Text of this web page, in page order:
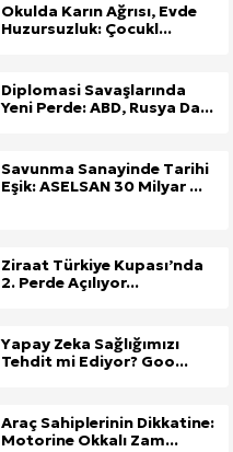
Okulda Karın Ağrısı, Evde
Huzursuzluk: Çocukl...
Diplomasi Savaşlarında
Yeni Perde: ABD, Rusya Da...
Savunma Sanayinde Tarihi
Eşik: ASELSAN 30 Milyar ...
Ziraat Türkiye Kupası’nda
2. Perde Açılıyor...
Yapay Zeka Sağlığımızı
Tehdit mi Ediyor? Goo...
Araç Sahiplerinin Dikkatine:
Motorine Okkalı Zam...